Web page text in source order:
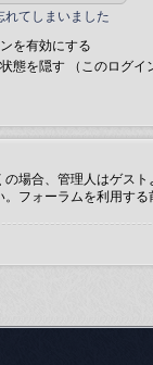
れてしまいました
を有効にする
態を隠す （このログイ
場合、管理人はゲス
フォーラムを利用する